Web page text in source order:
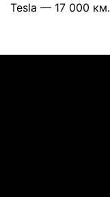
Tesla — 17 000 км.